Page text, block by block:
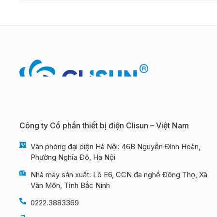
Công ty Cổ phần thiết bị điện Clisun – Việt Nam
Văn phòng đại diện Hà Nội: 46B Nguyễn Đình Hoàn,
Phường Nghĩa Đô, Hà Nội
Nhà máy sản xuất: Lô E6, CCN đa nghề Đông Thọ, Xã
Văn Môn, Tỉnh Bắc Ninh
0222.3883369